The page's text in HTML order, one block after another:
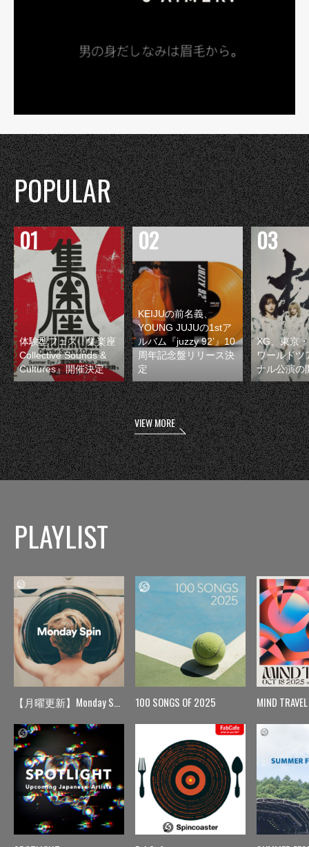
POPULAR
体験型フェス『集楽座
Collective Sounds &
Cultures』開催決定
KEIJUの前名義、
YOUNG JUJUの1stア
ルバム『juzzy 92’』10
周年記念盤リリース決
定
XG、東京
ワールドツ
ナル公演の
VIEW MORE
PLAYLIST
【月曜更新】Monday Spin 100 SONGS OF 2025 MIND TRAVEL